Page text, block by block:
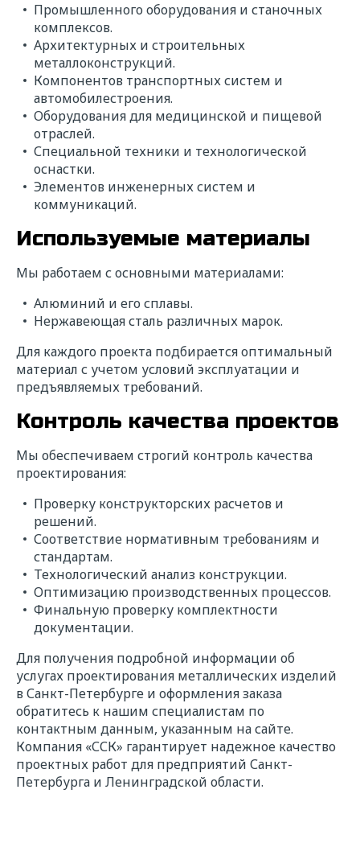
Промышленного оборудования и станочных
комплексов.
Архитектурных и строительных
металлоконструкций.
Компонентов транспортных систем и
автомобилестроения.
Оборудования для медицинской и пищевой
отраслей.
Специальной техники и технологической
оснастки.
Элементов инженерных систем и
коммуникаций.
Используемые материалы
Мы работаем с основными материалами:
Алюминий и его сплавы.
Нержавеющая сталь различных марок.
Для каждого проекта подбирается оптимальный
материал с учетом условий эксплуатации и
предъявляемых требований.
Контроль качества проектов
Мы обеспечиваем строгий контроль качества
проектирования:
Проверку конструкторских расчетов и
решений.
Соответствие нормативным требованиям и
стандартам.
Технологический анализ конструкции.
Оптимизацию производственных процессов.
Финальную проверку комплектности
документации.
Для получения подробной информации об
услугах проектирования металлических изделий
в Санкт-Петербурге и оформления заказа
обратитесь к нашим специалистам по
контактным данным, указанным на сайте.
Компания «ССК» гарантирует надежное качество
проектных работ для предприятий Санкт-
Петербурга и Ленинградской области.